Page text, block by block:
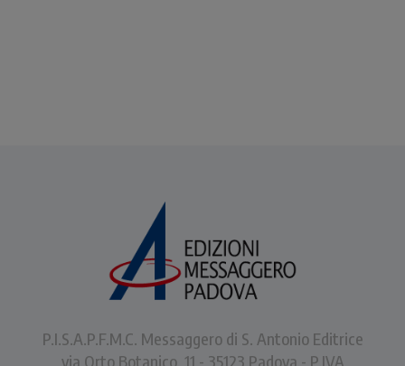
P.I.S.A.P.F.M.C. Messaggero di S. Antonio Editrice
via Orto Botanico, 11 - 35123 Padova - P.IVA